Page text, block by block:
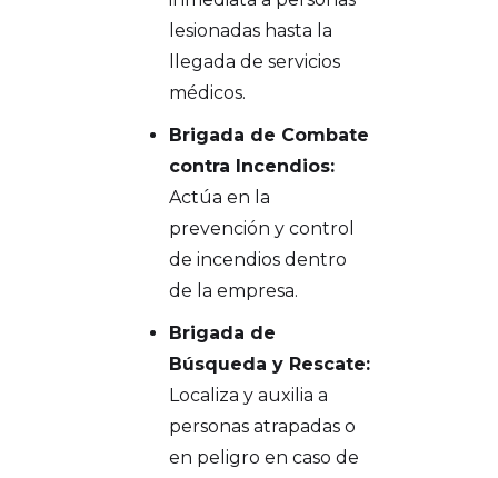
lesionadas hasta la
llegada de servicios
médicos.
Brigada de Combate
contra Incendios:
Actúa en la
prevención y control
de incendios dentro
de la empresa.
Brigada de
Búsqueda y Rescate:
Localiza y auxilia a
personas atrapadas o
en peligro en caso de